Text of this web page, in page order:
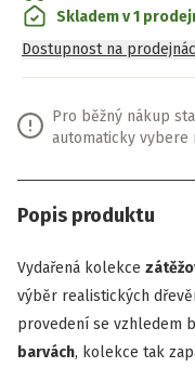
Skladem v 1
Dostupnost na
Pro běžný nákup
automaticky vybere
Popis produktu
Vydařená kolekce
výběr realistických
provedení se vzhledem
barvách, kolekce tak